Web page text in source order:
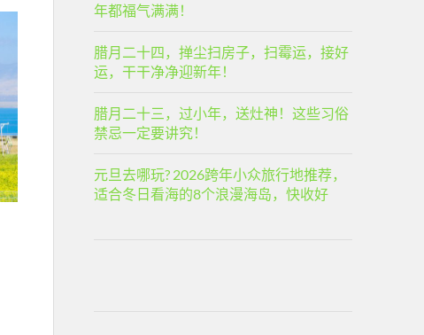
年都福气满满！
腊月二十四，掸尘扫房子，扫霉运，接好
运，干干净净迎新年！
腊月二十三，过小年，送灶神！这些习俗
禁忌一定要讲究！
元旦去哪玩? 2026跨年小众旅行地推荐，
适合冬日看海的8个浪漫海岛，快收好